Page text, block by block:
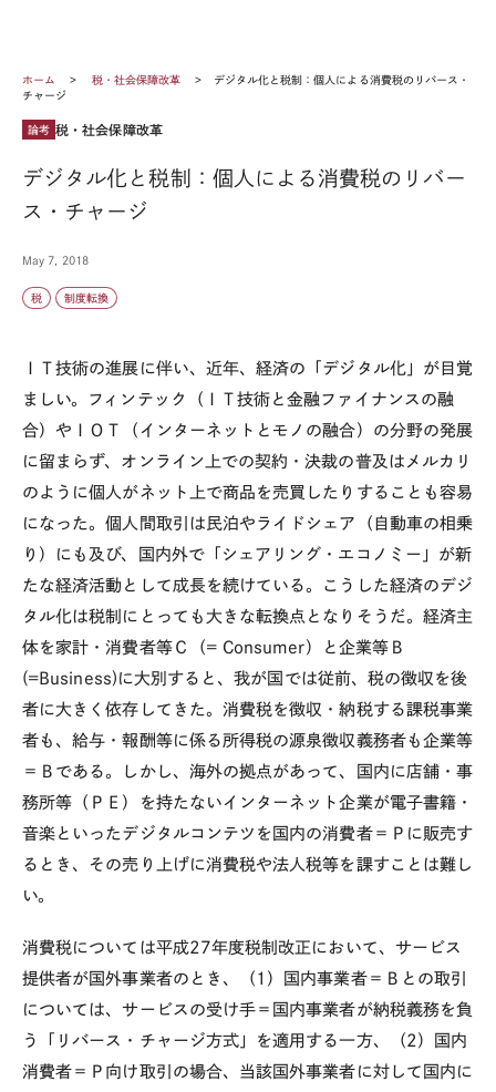
ホーム 税・社会保障改革
デジタル化と税制：個人による消費税のリバース・
チャージ
論考 税・社会保障改革
デジタル化と税制：個人による消費税のリバー
ス・チャージ
May 7, 2018
税 制度転換
ＩＴ技術の進展に伴い、近年、経済の「デジタル化」が目覚
ましい。フィンテック（ＩＴ技術と金融ファイナンスの融
合）やＩＯＴ（インターネットとモノの融合）の分野の発展
に留まらず、オンライン上での契約・決裁の普及はメルカリ
のように個人がネット上で商品を売買したりすることも容易
になった。個人間取引は民泊やライドシェア（自動車の相乗
り）にも及び、国内外で「シェアリング・エコノミー」が新
たな経済活動として成長を続けている。こうした経済のデジ
タル化は税制にとっても大きな転換点となりそうだ。経済主
体を家計・消費者等Ｃ（= Consumer）と企業等Ｂ
(=Business)に大別すると、我が国では従前、税の徴収を後
者に大きく依存してきた。消費税を徴収・納税する課税事業
者も、給与・報酬等に係る所得税の源泉徴収義務者も企業等
＝Ｂである。しかし、海外の拠点があって、国内に店舗・事
務所等（ＰＥ）を持たないインターネット企業が電子書籍・
音楽といったデジタルコンテツを国内の消費者＝Ｐに販売す
るとき、その売り上げに消費税や法人税等を課すことは難し
い。
消費税については平成27年度税制改正において、サービス
提供者が国外事業者のとき、（1）国内事業者＝Ｂとの取引
については、サービスの受け手＝国内事業者が納税義務を負
う「リバース・チャージ方式」を適用する一方、（2）国内
消費者＝Ｐ向け取引の場合、当該国外事業者に対して国内に